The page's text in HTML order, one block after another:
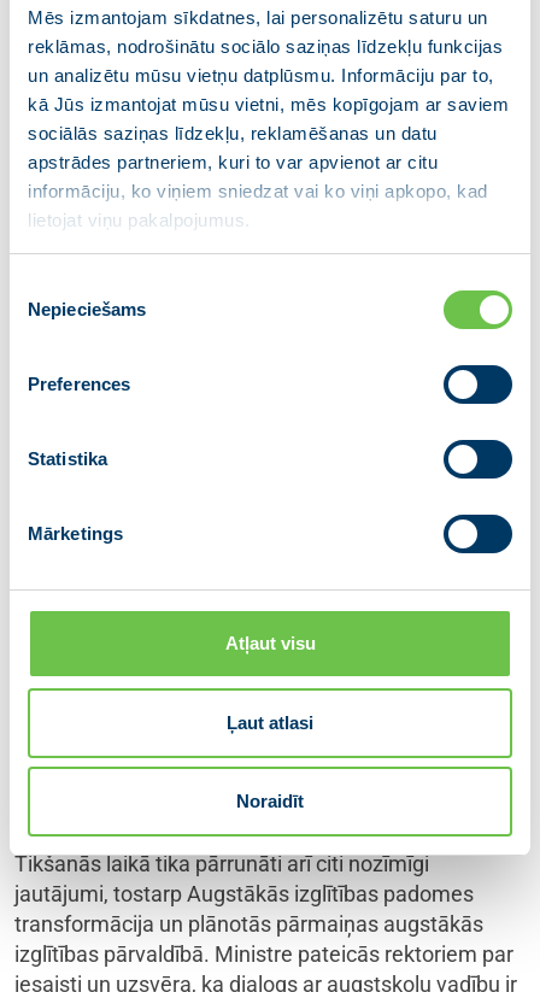
Mēs izmantojam sīkdatnes, lai personalizētu saturu un
reklāmas, nodrošinātu sociālo saziņas līdzekļu funkcijas
un analizētu mūsu vietņu datplūsmu. Informāciju par to,
kā Jūs izmantojat mūsu vietni, mēs kopīgojam ar saviem
sociālās saziņas līdzekļu, reklamēšanas un datu
apstrādes partneriem, kuri to var apvienot ar citu
informāciju, ko viņiem sniedzat vai ko viņi apkopo, kad
lietojat viņu pakalpojumus.
izvēle
Nepieciešams
Preferences
Statistika
Mārketings
Atļaut visu
Ļaut atlasi
Noraidīt
sabiedrībā, ka valsts līdzekļi tiek izlietoti
nelietderīgi.”
Ministre uzsvēra, ka nepieciešams
veidot atklātu un konstruktīvu dialogu
starp zinātnes nozari un sabiedrību:
“Zinātnei ir jābūt neatkarīgai, tai jābūt
iespējām brīvi izvēlēties pētniecības
virzienus. Tajā pašā laikā iedzīvotājiem
pētījumu pienesums sabiedrībai un
saprātīgs līdzsvars starp zinātnes brīvību
Cilvēkkapitāla attīstības padomes darbā, veidojot
Izglītības un zinātnes ministrija šobrīd pārskata
pētījumu tēmu izvēles nosacījumus valsts
finansējuma piešķiršanai, liekot lielāku akcentu uz
Latvijas sabiedrības un tautsaimniecības prioritātēm,
Tikšanās laikā tika pārrunāti arī citi nozīmīgi
jautājumi, tostarp Augstākās izglītības padomes
transformācija un plānotās pārmaiņas augstākās
izglītības pārvaldībā. Ministre pateicās rektoriem par
iesaisti un uzsvēra, ka dialogs ar augstskolu vadību ir